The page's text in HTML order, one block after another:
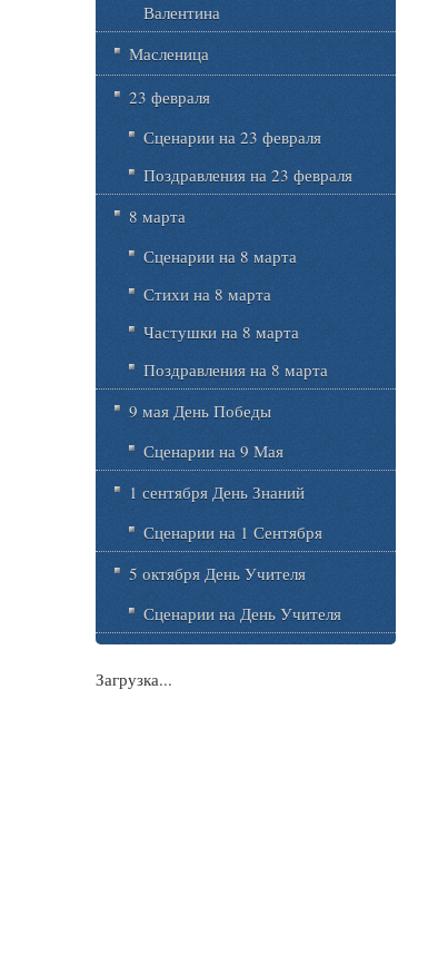
Валентина
Масленица
23 февраля
Сценарии на 23 февраля
Поздравления на 23 февраля
8 марта
Сценарии на 8 марта
Стихи на 8 марта
Частушки на 8 марта
Поздравления на 8 марта
9 мая День Победы
Сценарии на 9 Мая
1 сентября День Знаний
Сценарии на 1 Сентября
5 октября День Учителя
Сценарии на День Учителя
Загрузка...